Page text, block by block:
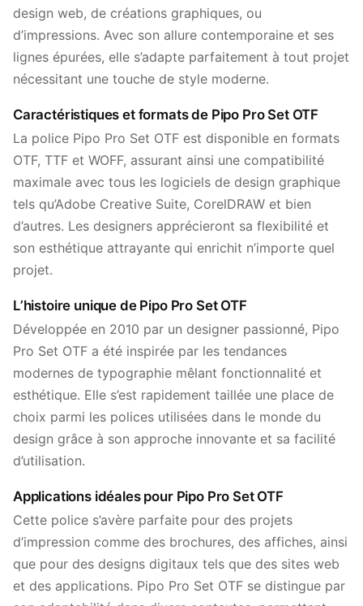
design web, de créations graphiques, ou
d’impressions. Avec son allure contemporaine et ses
lignes épurées, elle s’adapte parfaitement à tout projet
nécessitant une touche de style moderne.
Caractéristiques et formats de Pipo Pro Set OTF
La police Pipo Pro Set OTF est disponible en formats
OTF, TTF et WOFF, assurant ainsi une compatibilité
maximale avec tous les logiciels de design graphique
tels qu’Adobe Creative Suite, CorelDRAW et bien
d’autres. Les designers apprécieront sa flexibilité et
son esthétique attrayante qui enrichit n’importe quel
projet.
L’histoire unique de Pipo Pro Set OTF
Développée en 2010 par un designer passionné, Pipo
Pro Set OTF a été inspirée par les tendances
modernes de typographie mêlant fonctionnalité et
esthétique. Elle s’est rapidement taillée une place de
choix parmi les polices utilisées dans le monde du
design grâce à son approche innovante et sa facilité
d’utilisation.
Applications idéales pour Pipo Pro Set OTF
Cette police s’avère parfaite pour des projets
d’impression comme des brochures, des affiches, ainsi
que pour des designs digitaux tels que des sites web
et des applications. Pipo Pro Set OTF se distingue par